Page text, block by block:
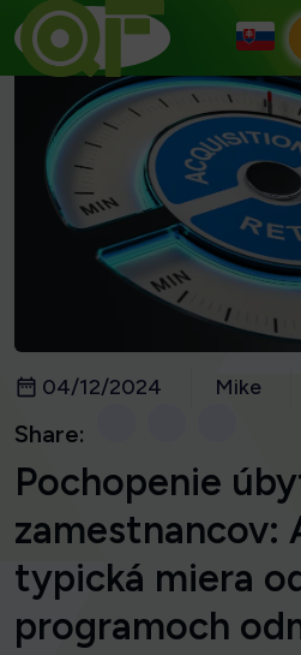
04/12/2024 Mike
Share:
Pochopenie
zamestnancov:
typická miera
programoch